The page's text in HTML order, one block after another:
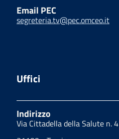
Email PEC
segreteria.tv@pec.omceo.it
Uffici
Indirizzo
Via Cittadella della Salute n. 4